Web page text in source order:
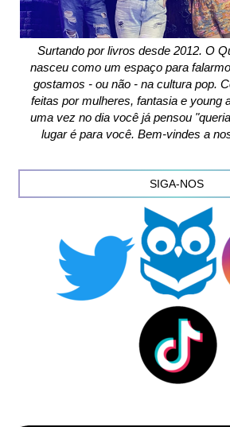
Surtando por livros desde 2012. O
nasceu como um espaço para
gostamos - ou não - na cultura pop.
feitas por mulheres, fantasia e young
uma vez no dia você já pensou
lugar é para você. Bem-vindes a
SIGA-NOS